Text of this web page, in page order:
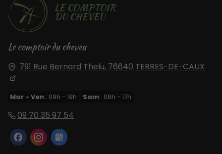
LE COMPTOIR
DU CHEVEU
Le comptoir du cheveu
791 Rue Bernard Thelu, 76640 TERRES-DE-CAUX
Mar - Ven : 09h - 19h Sam : 08h - 17h
09 70 35 97 54